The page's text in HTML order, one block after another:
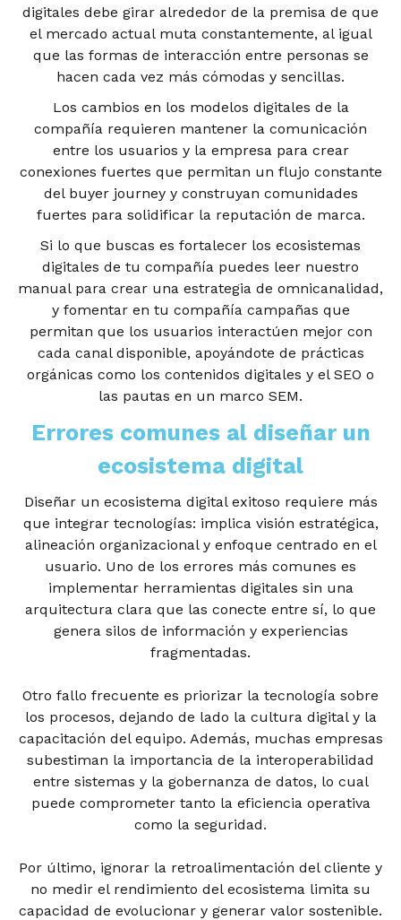
digitales debe girar alrededor de la premisa de que
el mercado actual muta constantemente, al igual
que las formas de interacción entre personas se
hacen cada vez más cómodas y sencillas.
Los cambios en los modelos digitales de la
compañía requieren mantener la comunicación
entre los usuarios y la empresa para crear
conexiones fuertes que permitan un flujo constante
del buyer journey y construyan comunidades
fuertes para solidificar la reputación de marca.
Si lo que buscas es fortalecer los ecosistemas
digitales de tu compañía puedes leer nuestro
manual para crear una estrategia de omnicanalidad,
y fomentar en tu compañía campañas que
permitan que los usuarios interactúen mejor con
cada canal disponible, apoyándote de prácticas
orgánicas como los contenidos digitales y el SEO o
las pautas en un marco SEM.
Errores comunes al diseñar un
ecosistema digital
Diseñar un ecosistema digital exitoso requiere más
que integrar tecnologías: implica visión estratégica,
alineación organizacional y enfoque centrado en el
usuario. Uno de los errores más comunes es
implementar herramientas digitales sin una
arquitectura clara que las conecte entre sí, lo que
genera silos de información y experiencias
fragmentadas.
Otro fallo frecuente es priorizar la tecnología sobre
los procesos, dejando de lado la cultura digital y la
capacitación del equipo. Además, muchas empresas
subestiman la importancia de la interoperabilidad
entre sistemas y la gobernanza de datos, lo cual
puede comprometer tanto la eficiencia operativa
como la seguridad.
Por último, ignorar la retroalimentación del cliente y
no medir el rendimiento del ecosistema limita su
capacidad de evolucionar y generar valor sostenible.